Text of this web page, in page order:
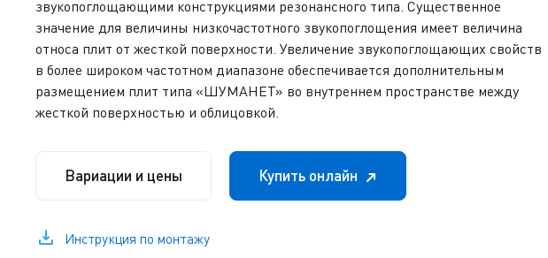
звукопоглощающими конструкциями резонансного типа. Существенное
значение для величины низкочастотного звукопоглощения имеет величина
относа плит от жесткой поверхности. Увеличение звукопоглощающих свойств
в более широком частотном диапазоне обеспечивается дополнительным
размещением плит типа «ШУМАНЕТ» во внутреннем пространстве между
жесткой поверхностью и облицовкой.
Вариации и цены Купить онлайн
Инструкция по монтажу